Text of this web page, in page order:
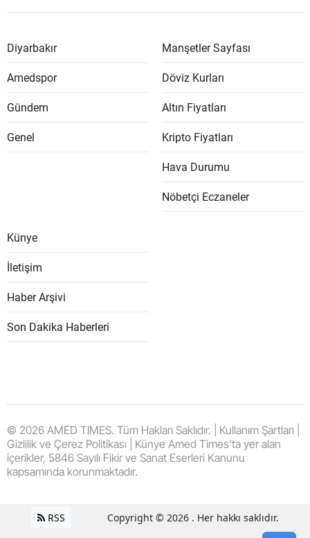
Diyarbakır
Amedspor
Gündem
Genel
Manşetler Sayfası
Döviz Kurları
Altın Fiyatları
Kripto Fiyatları
Hava Durumu
Nöbetçi Eczaneler
Künye
İletişim
Haber Arşivi
Son Dakika Haberleri
© 2026 AMED TIMES. Tüm Hakları Saklıdır. | Kullanım Şartları |
Gizlilik ve Çerez Politikası | Künye Amed Times'ta yer alan
içerikler, 5846 Sayılı Fikir ve Sanat Eserleri Kanunu
kapsamında korunmaktadır.
RSS Copyright © 2026 . Her hakkı saklıdır.